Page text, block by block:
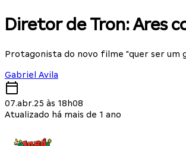
Diretor de Tron: Ares
Protagonista do novo filme "quer ser um
Gabriel Avila
07.abr.25 às 18h08
Atualizado há mais de 1 ano